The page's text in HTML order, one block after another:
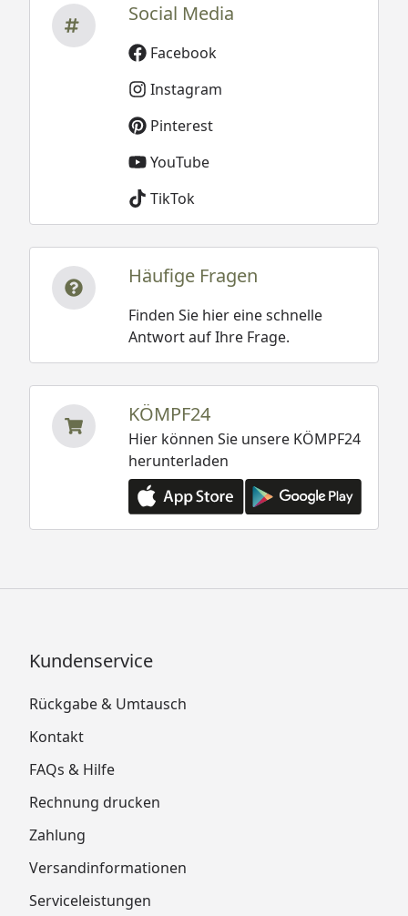
Social Media
Facebook
Instagram
Pinterest
YouTube
TikTok
Häufige Fragen
Finden Sie hier eine schnelle
Antwort auf Ihre Frage.
KÖMPF24
Hier können Sie unsere KÖMPF24
herunterladen
Kundenservice
Rückgabe & Umtausch
Kontakt
FAQs & Hilfe
Rechnung drucken
Zahlung
Versandinformationen
Serviceleistungen